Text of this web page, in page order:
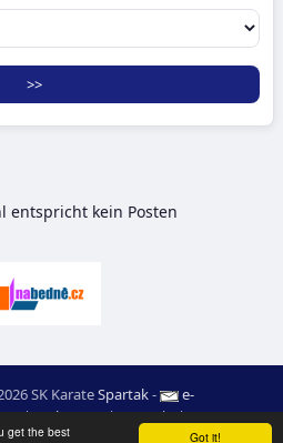
Got it!
get the best
entspricht kein Posten
SK KarateSpartak-
e-
|Web-Karte| Login|RSS
,ergebnisse karate : Mgr. Jiří Kotala